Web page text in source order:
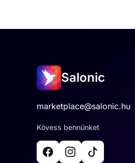
Salonic
marketplace@salonic.hu
Kövess bennünket